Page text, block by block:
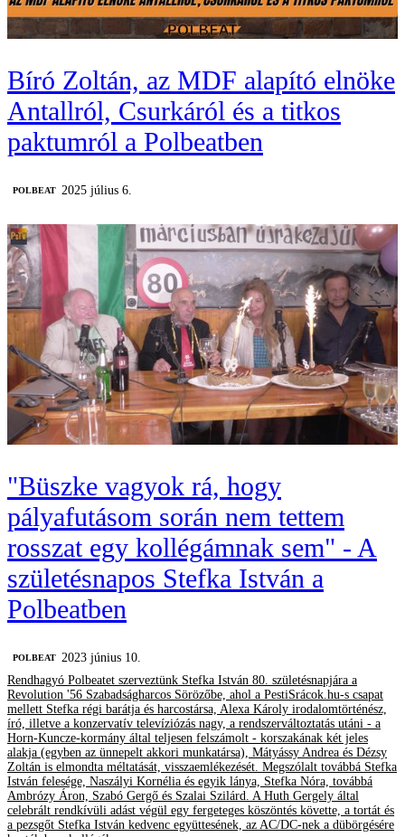
Bíró Zoltán, az MDF alapító elnöke
Antallról, Csurkáról és a titkos
paktumról a Polbeatben
‎POLBEAT 2025 július 6.
"Büszke vagyok rá, hogy
pályafutásom során nem tettem
rosszat egy kollégámnak sem" - A
születésnapos Stefka István a
Polbeatben
‎POLBEAT
2023 június 10.
Rendhagyó Polbeatet szerveztünk Stefka István 80. születésnapjára a
Revolution '56 Szabadságharcos Sörözőbe, ahol a PestiSrácok.hu-s csapat
mellett Stefka régi barátja és harcostársa, Alexa Károly irodalomtörténész,
író, illetve a konzervatív televíziózás nagy, a rendszerváltoztatás utáni - a
Horn-Kuncze-kormány által teljesen felszámolt - korszakának két jeles
alakja (egyben az ünnepelt akkori munkatársa), Mátyássy Andrea és Dézsy
Zoltán is elmondta méltatását, visszaemlékezését. Megszólalt továbbá Stefka
István felesége, Naszályi Kornélia és egyik lánya, Stefka Nóra, továbbá
Ambrózy Áron, Szabó Gergő és Szalai Szilárd. A Huth Gergely által
celebrált rendkívüli adást végül egy fergeteges köszöntés követte, a tortát és
a pezsgőt Stefka István kedvenc együttesének, az AC/DC-nek a dübörgésére